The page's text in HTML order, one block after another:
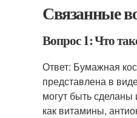
Связанные
Вопрос 1: Что
Ответ: Бумажная
представлена в
могут быть
как витамины,